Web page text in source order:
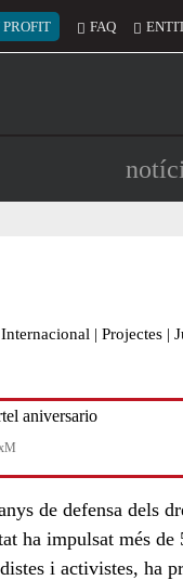
del compte
PROFIT FAQ
Internacional | Projectes |
de defensa dels
ha impulsat més de
i activistes, ha